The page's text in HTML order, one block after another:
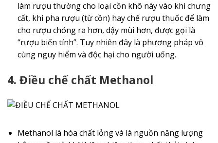
làm rượu thường cho loại cồn khô này vào khi chưng
cất, khi pha rượu (từ cồn) hay chế rượu thuốc để làm
cho rượu chóng ra hơn, dậy mùi hơn, được gọi là
“rượu biến tính”. Tuy nhiên đây là phương pháp vô
cùng nguy hiểm và độc hại cho người uống.
4. Điều chế chất Methanol
Methanol là hóa chất lỏng và là nguồn năng lượng